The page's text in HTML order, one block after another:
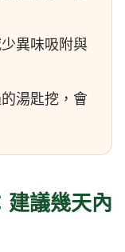
異味吸附與
湯匙挖，會
建議幾天內